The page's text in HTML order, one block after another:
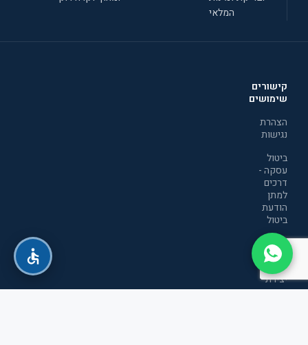
המלאי
קישורים
שימושים
הצהרת
נגישות
ביטול
עסקה -
דרכים
למתן
הודעת
ביטול
מדיניות
הפרטיות
יצירת
קשר